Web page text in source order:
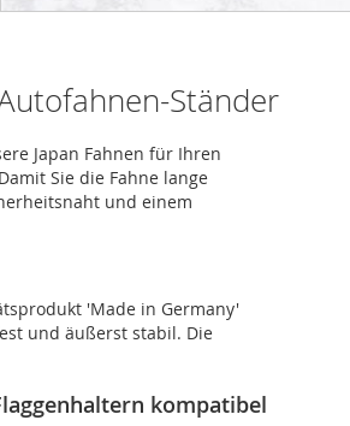
Ständer
Japan Fahnen für Ihren
Sie die Fahne lange
und einem
'Made in Germany'
und äußerst stabil. Die
kompatibel